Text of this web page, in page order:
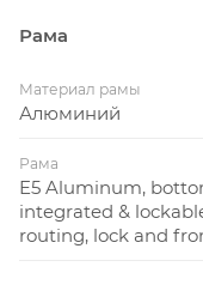
Рама
Материал рамы
Алюминий
Рама
E5 Aluminum,
integrated &
routing, lock and